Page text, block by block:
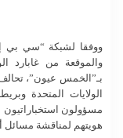
والموقعة من غابارد
بـ”الخمس عيون”، تحالف
الولايات المتحدة
مسؤولون
هويتهم لمناقشة مسائل